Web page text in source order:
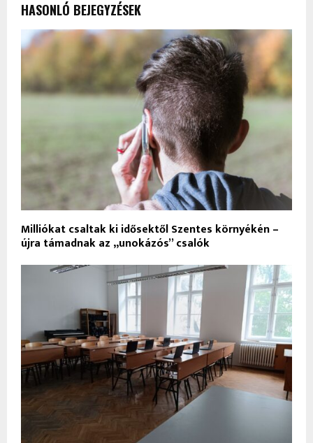
HASONLÓ BEJEGYZÉSEK
Milliókat csaltak ki idősektől Szentes környékén –
újra támadnak az „unokázós” csalók